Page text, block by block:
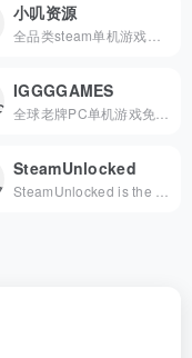
小叽资源
IGGGGAMES
SteamUnlocked